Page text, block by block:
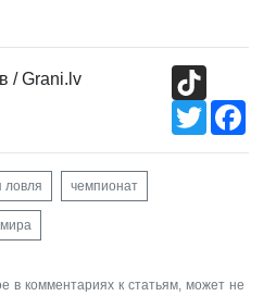
/ Grani.lv
Twitter
ловля чемпионат
в комментариях к статьям, может не